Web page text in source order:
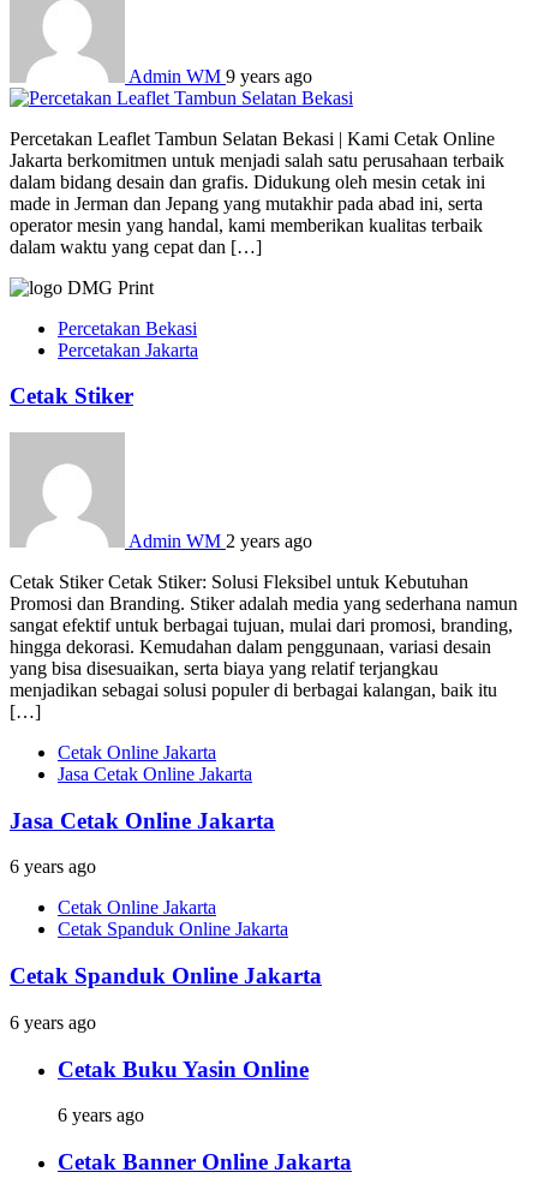
Admin WM 9 years ago
Percetakan Leaflet Tambun Selatan Bekasi | Kami Cetak Online
Jakarta berkomitmen untuk menjadi salah satu perusahaan terbaik
dalam bidang desain dan grafis. Didukung oleh mesin cetak ini
made in Jerman dan Jepang yang mutakhir pada abad ini, serta
operator mesin yang handal, kami memberikan kualitas terbaik
dalam waktu yang cepat dan […]
Percetakan Bekasi
Percetakan Jakarta
Cetak Stiker
Admin WM 2 years ago
Cetak Stiker Cetak Stiker: Solusi Fleksibel untuk Kebutuhan
Promosi dan Branding. Stiker adalah media yang sederhana namun
sangat efektif untuk berbagai tujuan, mulai dari promosi, branding,
hingga dekorasi. Kemudahan dalam penggunaan, variasi desain
yang bisa disesuaikan, serta biaya yang relatif terjangkau
menjadikan sebagai solusi populer di berbagai kalangan, baik itu
[…]
Cetak Online Jakarta
Jasa Cetak Online Jakarta
Jasa Cetak Online Jakarta
6 years ago
Cetak Online Jakarta
Cetak Spanduk Online Jakarta
Cetak Spanduk Online Jakarta
6 years ago
Cetak Buku Yasin Online
6 years ago
Cetak Banner Online Jakarta